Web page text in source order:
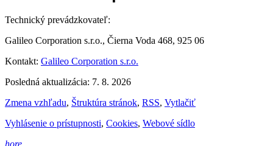
Technický prevádzkovateľ:
Galileo Corporation s.r.o., Čierna Voda 468, 925 06
Kontakt: Galileo Corporation s.r.o.
Posledná aktualizácia: 7. 8. 2026
Zmena vzhľadu, Štruktúra stránok, RSS, Vytlačiť
Vyhlásenie o prístupnosti, Cookies, Webové sídlo